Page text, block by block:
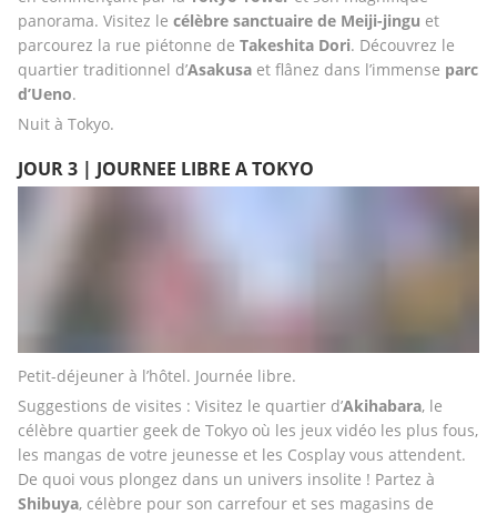
panorama. Visitez le célèbre sanctuaire de Meiji-jingu et
parcourez la rue piétonne de Takeshita Dori. Découvrez le
quartier traditionnel d’Asakusa et flânez dans l’immense parc
d’Ueno.
Nuit à Tokyo.
JOUR 3 | JOURNEE LIBRE A TOKYO
Petit-déjeuner à l’hôtel. Journée libre.
Suggestions de visites : Visitez le quartier d’Akihabara, le
célèbre quartier geek de Tokyo où les jeux vidéo les plus fous,
les mangas de votre jeunesse et les Cosplay vous attendent.
Shibuya, célèbre pour son carrefour et ses magasins de